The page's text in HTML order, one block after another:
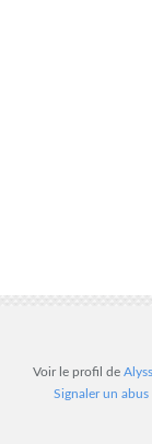
Voir le profil de
Signaler un abus